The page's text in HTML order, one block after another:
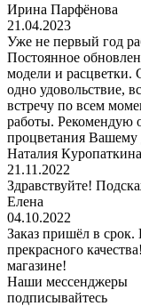
Ирина Парфёнова
21.04.2023
Уже не первый год
Постоянное
модели и расцветки.
одно удовольствие,
встречу по всем
работы. Рекомендую
процветания Вашему
Наталия Куропаткина
21.11.2022
Здравствуйте!
Елена
04.10.2022
Заказ пришёл в
прекрасного
магазине!
Наши мессенджеры
подписывайтесь